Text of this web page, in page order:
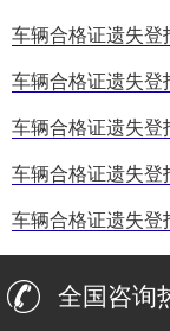
车辆合格证遗失登
车辆合格证遗失登
车辆合格证遗失登
车辆合格证遗失登
车辆合格证遗失登
全国咨询